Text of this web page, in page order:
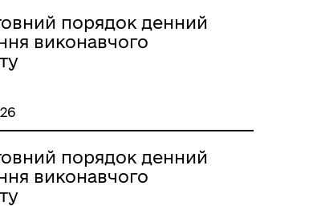
порядок денний
виконавчого
порядок денний
виконавчого